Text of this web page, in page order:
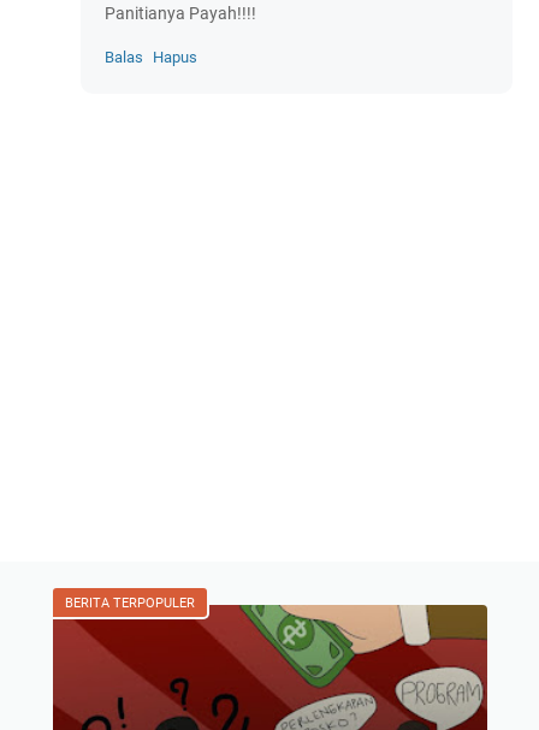
Panitianya Payah!!!!
Balas Hapus
BERITA TERPOPULER